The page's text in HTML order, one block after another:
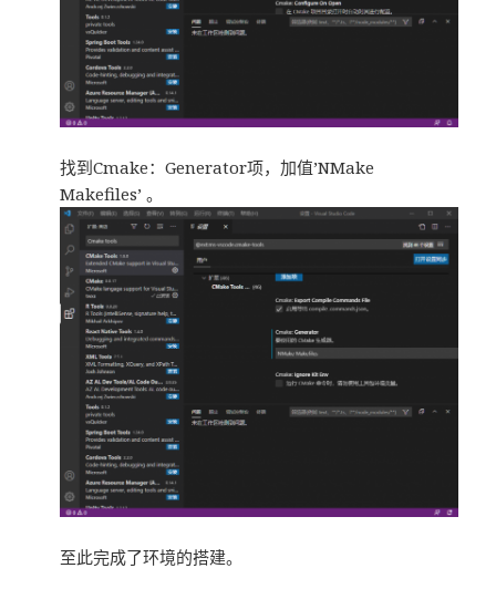
找到Cmake：Generator项，加值’NMake
Makefiles’ 。
至此完成了环境的搭建。